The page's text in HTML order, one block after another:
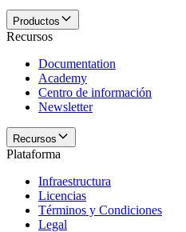
Productos
Recursos
Documentation
Academy
Centro de información
Newsletter
Recursos
Plataforma
Infraestructura
Licencias
Términos y Condiciones
Legal